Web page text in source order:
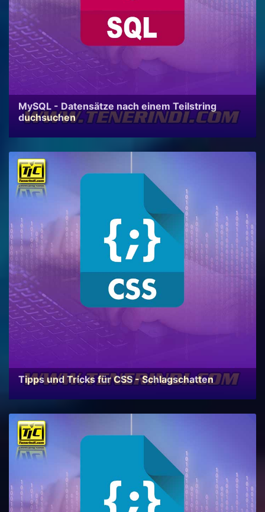
MySQL - Datensätze nach einem Teilstring
duchsuchen
Tipps und Tricks für CSS - Schlagschatten